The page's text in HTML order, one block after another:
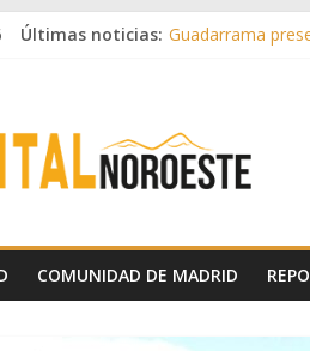
Últimas noticias: Guadarrama
Alerta de
COMUNIDAD DE MADRID